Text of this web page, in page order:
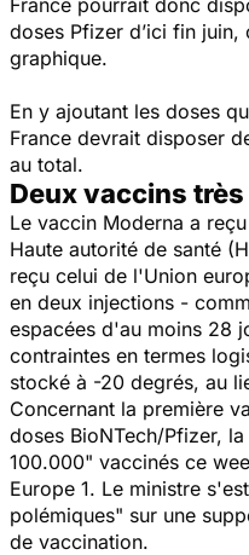
doses Pfizer d’ici fin
graphique.
En y ajoutant les doses
France devrait disposer
au total.
Deux vaccins
Le vaccin Moderna a
Haute autorité de santé
reçu celui de l'Union
en deux injections -
espacées d'au moins 28
contraintes en termes
stocké à -20 degrés, au
Concernant la première
doses BioNTech/Pfizer,
100.000" vaccinés ce
Europe 1. Le ministre
polémiques" sur une
de vaccination.